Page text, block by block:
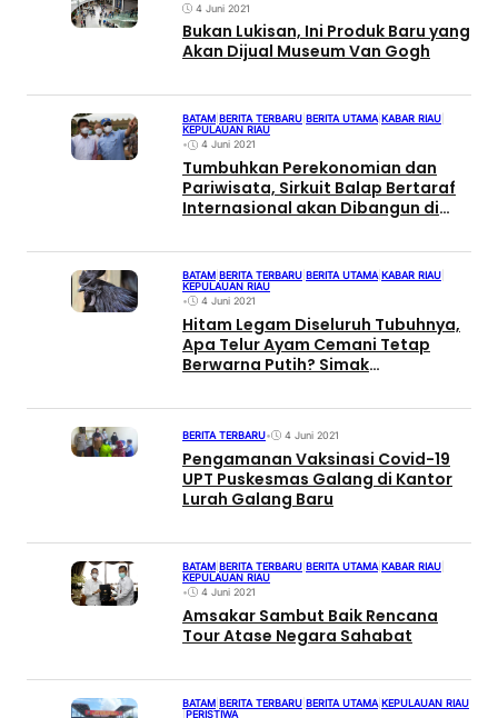
4 Juni 2021
Bukan Lukisan, Ini Produk Baru yang
Akan Dijual Museum Van Gogh
BATAM BERITA TERBARU BERITA UTAMA| KABAR RIAU
KEPULAUAN RIAU
•
4 Juni 2021
Tumbuhkan Perekonomian dan
Pariwisata, Sirkuit Balap Bertaraf
Internasional akan Dibangun di
BATAM BERITA TERBARU BERITA UTAMA|KABAR RIAU
KEPULAUAN RIAU
•
4 Juni 2021
Hitam Legam Diseluruh Tubuhnya,
Apa Telur Ayam Cemani Tetap
Berwarna Putih? Simak
BERITA TERBARU• 4 Juni 2021
Pengamanan Vaksinasi Covid-19
UPT Puskesmas Galang di Kantor
Lurah Galang Baru
BATAM BERITA TERBARU BERITA UTAMA KABAR RIAU
KEPULAUAN RIAU
•
4 Juni 2021
Amsakar Sambut Baik Rencana
Tour Atase Negara Sahabat
BATAM BERITA TERBARU BERITA UTAMA KEPULAUAN RIAU
PERISTIWA